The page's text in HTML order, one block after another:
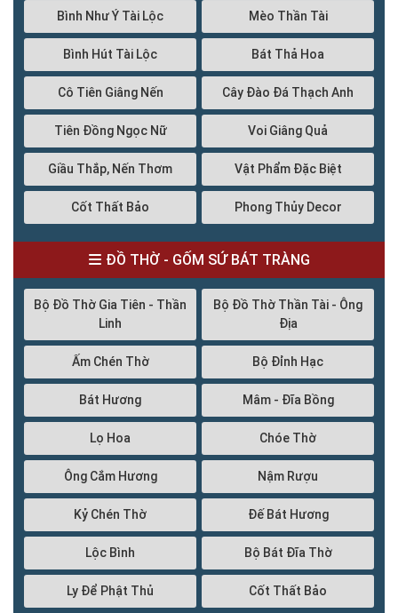
Bình Như Ý Tài Lộc Mèo Thần Tài
Bình Hút Tài Lộc Bát Thả Hoa
Cô Tiên Giâng Nến Cây Đào Đá Thạch Anh
Tiên Đồng Ngọc Nữ Voi Giâng Quả
Giầu Thắp, Nến Thơm Vật Phẩm Đặc Biệt
Cốt Thất Bảo Phong Thủy Decor
ĐỒ THỜ - GỐM SỨ BÁT TRÀNG
Bộ Đồ Thờ Gia Tiên - Thần
Linh
Bộ Đồ Thờ Thần Tài - Ông
Địa
Ấm Chén Thờ Bộ Đỉnh Hạc
Bát Hương Mâm - Đĩa Bồng
Lọ Hoa Chóe Thờ
Ông Cắm Hương Nậm Rượu
Kỷ Chén Thờ Đế Bát Hương
Lộc Bình Bộ Bát Đĩa Thờ
Ly Để Phật Thủ Cốt Thất Bảo